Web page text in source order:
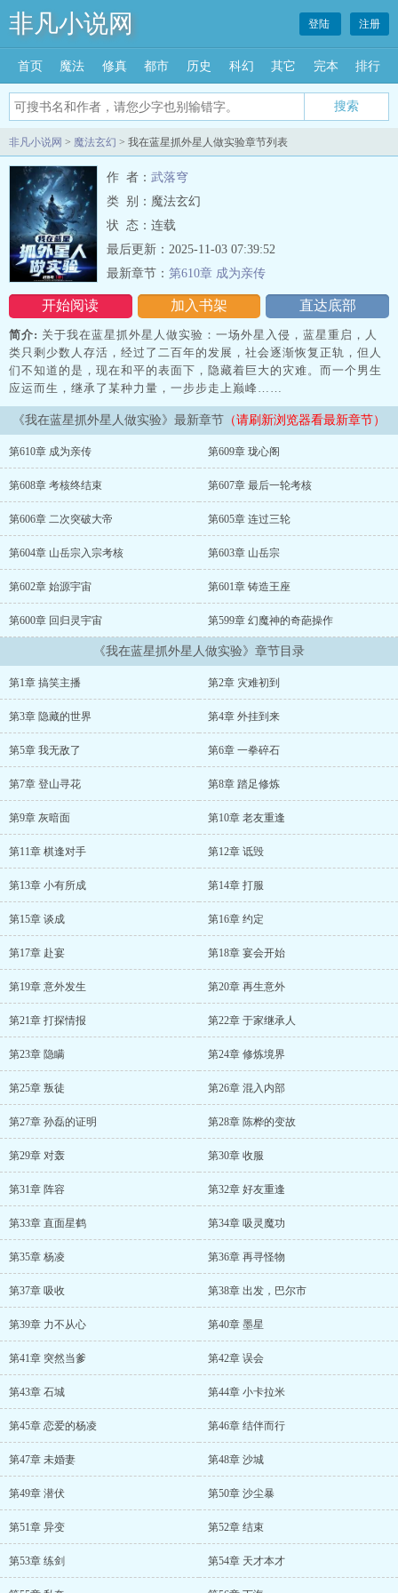
非凡小说网
搜索
登陆 注册
首页 魔法 修真 都市 历史 科幻 其它 完本 排行
非凡小说网 > 魔法玄幻 > 我在蓝星抓外星人做实验章节列表
作 者： 武落穹
类 别：魔法玄幻
状 态：连载
开始阅读 加入书架 直达底部
最后更新：2025-11-03 07:39:52
最新章节： 第610章 成为亲传
简介: 关于我在蓝星抓外星人做实验：一场外星入侵，蓝星重启，人
类只剩少数人存活，经过了二百年的发展，社会逐渐恢复正轨，但人
们不知道的是，现在和平的表面下，隐藏着巨大的灾难。而一个男生
应运而生，继承了某种力量，一步步走上巅峰……
《我在蓝星抓外星人做实验》最新章节 （请刷新浏览器看最新章节）
第610章 成为亲传 第609章 珑心阁
第608章 考核终结束 第607章 最后一轮考核
第606章 二次突破大帝 第605章 连过三轮
第604章 山岳宗入宗考核 第603章 山岳宗
第602章 始源宇宙 第601章 铸造王座
第600章 回归灵宇宙 第599章 幻魔神的奇葩操作
《我在蓝星抓外星人做实验》章节目录
第1章 搞笑主播 第2章 灾难初到
第3章 隐藏的世界 第4章 外挂到来
第5章 我无敌了 第6章 一拳碎石
第7章 登山寻花 第8章 踏足修炼
第9章 灰暗面 第10章 老友重逢
第11章 棋逢对手 第12章 诋毁
第13章 小有所成 第14章 打服
第15章 谈成 第16章 约定
第17章 赴宴 第18章 宴会开始
第19章 意外发生 第20章 再生意外
第21章 打探情报 第22章 于家继承人
第23章 隐瞒 第24章 修炼境界
第25章 叛徒 第26章 混入内部
第27章 孙磊的证明 第28章 陈桦的变故
第29章 对轰 第30章 收服
第31章 阵容 第32章 好友重逢
第33章 直面星鹤 第34章 吸灵魔功
第35章 杨凌 第36章 再寻怪物
第37章 吸收 第38章 出发，巴尔市
第39章 力不从心 第40章 墨星
第41章 突然当爹 第42章 误会
第43章 石城 第44章 小卡拉米
第45章 恋爱的杨凌 第46章 结伴而行
第47章 未婚妻 第48章 沙城
第49章 潜伏 第50章 沙尘暴
第51章 异变 第52章 结束
第53章 练剑 第54章 天才本才